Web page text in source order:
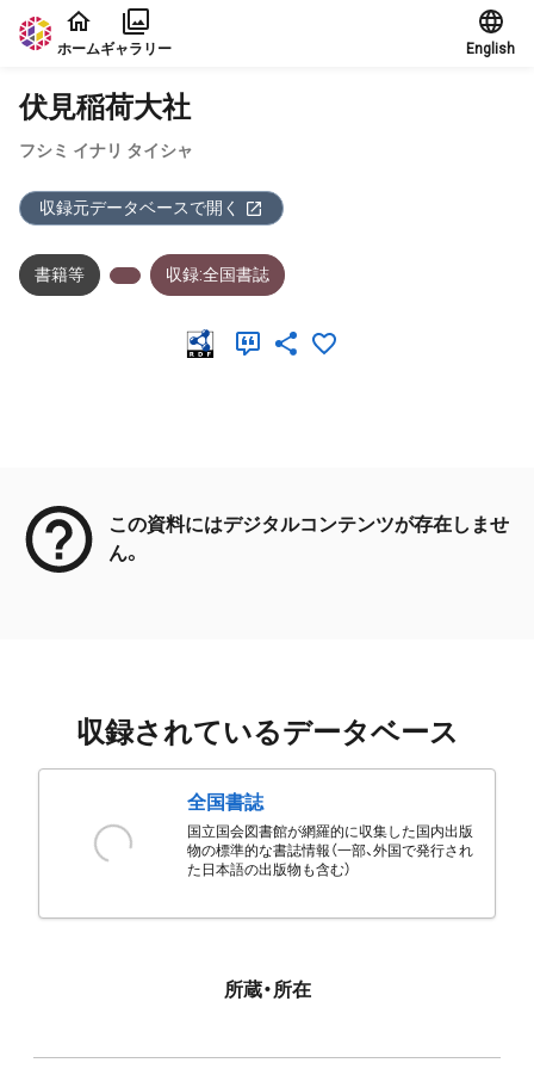
本文に飛ぶ
ホームギャラリー English
伏見稲荷大社
フシミ イナリ タイシャ
収録元データベースで開く
書籍等 収録:全国書誌
この資料にはデジタルコンテンツが存在しませ
ん。
収録されているデータベース
全国書誌
国立国会図書館が網羅的に収集した国内出版
物の標準的な書誌情報（一部、外国で発行され
た日本語の出版物も含む）
所蔵・所在